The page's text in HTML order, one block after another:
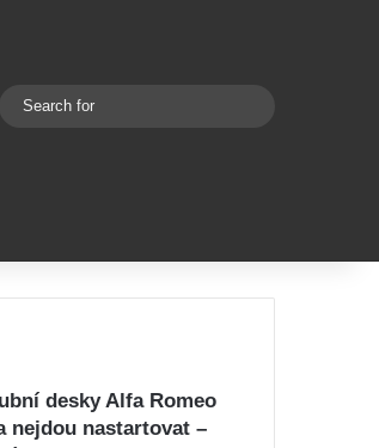
skin
desky Alfa Romeo
nejdou nastartovat –